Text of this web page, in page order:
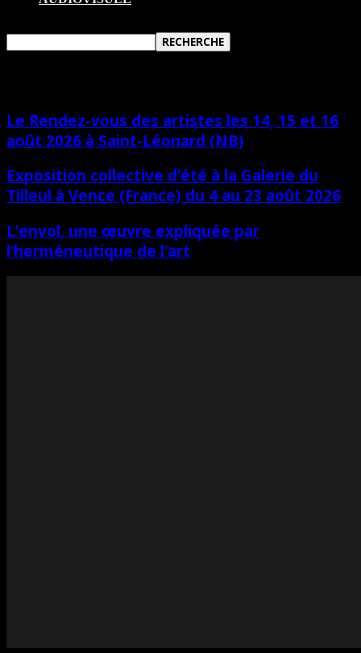
Le Rendez-vous des artistes les 14, 15 et 16
août 2026 à Saint-Léonard (NB)
Exposition collective d’été à la Galerie du
Tilleul à Vence (France) du 4 au 23 août 2026
L’envol, une œuvre expliquée par
l’herméneutique de l’art